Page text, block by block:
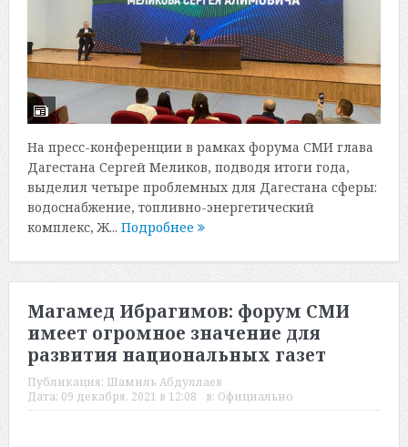
На пресс-конференции в рамках форума СМИ глава
Дагестана Сергей Меликов, подводя итоги года,
выделил четыре проблемных для Дагестана сферы:
водоснабжение, топливно-энергетический
комплекс, Ж... Подробнее
Магамед Ибрагимов: форум СМИ
имеет огромное значение для
развития национальных газет
Публикация: Шамиль Абдуллаев
Дата: 09 декабря, 2021 в 12:08 в: Официально